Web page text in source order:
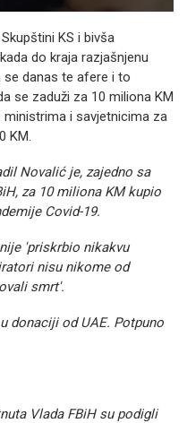
KS i bivša
do kraja razjašnjenu
se danas te afere i to
se zaduži za 10 miliona KM
i savjetnicima za
KM.
Novalić je, zajedno sa
za 10 miliona KM kupio
Covid-19.
'priskrbio nikakvu
nisu nikome od
smrt'.
donaciji od UAE. Potpuno
Vlada FBiH su podigli